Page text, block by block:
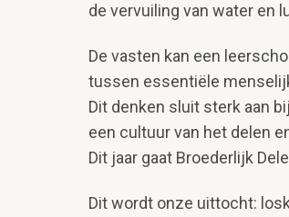
de vervuiling van water en
De vasten kan een
tussen essentiële
Dit denken sluit sterk aan
een cultuur van het delen
Dit jaar gaat Broederlijk
Dit wordt onze uittocht: